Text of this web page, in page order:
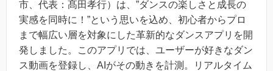
市、代表：髙田孝行）は、”ダンスの楽しさと成長の
実感を同時に！”という思いを込め、初心者からプロ
まで幅広い層を対象にした革新的なダンスアプリを開
発しました。このアプリでは、ユーザーが好きなダン
ス動画を登録し、AIがその動きを計測。リアルタイム